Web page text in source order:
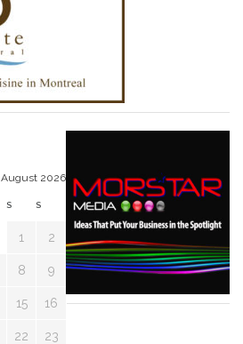
August 2026
S S
1 2
8 9
15 16
22 23